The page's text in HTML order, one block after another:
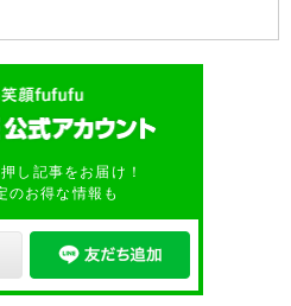
し記事をお届け！
のお得な情報も